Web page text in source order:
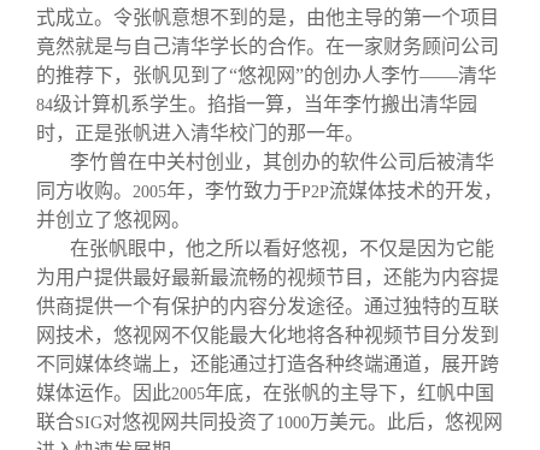
式成立。令张帆意想不到的是，由他主导的第一个项目
竟然就是与自己清华学长的合作。在一家财务顾问公司
的推荐下，张帆见到了“悠视网”的创办人李竹——清华
84级计算机系学生。掐指一算，当年李竹搬出清华园
时，正是张帆进入清华校门的那一年。
李竹曾在中关村创业，其创办的软件公司后被清华
同方收购。
2005年，李竹致力于P2P流媒体技术的开发，
并创立了悠视网。
在张帆眼中，他之所以看好悠视，不仅是因为它能
为用户提供最好最新最流畅的视频节目，还能为内容提
供商提供一个有保护的内容分发途径。通过独特的互联
网技术，悠视网不仅能最大化地将各种视频节目分发到
不同媒体终端上，还能通过打造各种终端通道，展开跨
媒体运作。因此2005年底，在张帆的主导下，红帆中国
联合SIG对悠视网共同投资了 1000万美元。此后，悠视网